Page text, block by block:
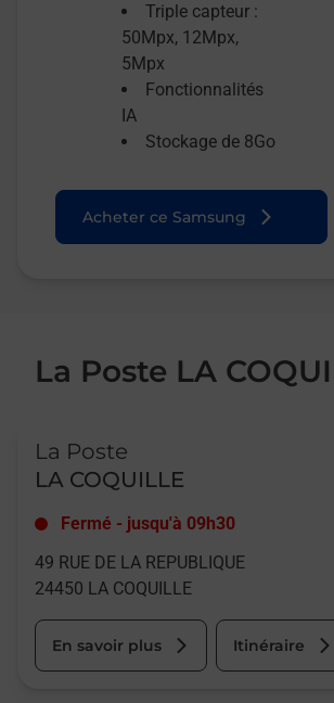
Triple capteur :
50Mpx, 12Mpx,
5Mpx
Fonctionnalités
IA
Stockage de 8Go
Acheter ce Samsung
La Poste LA
La Poste
LA COQUILLE
Fermé - jusqu'à 09h30
49 RUE DE LA REPUBLIQUE
24450 LA COQUILLE
En savoir plus Itinéraire